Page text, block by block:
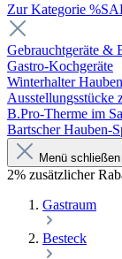
Zur Kategorie
Gebrauchtgeräte &
Gastro-Kochgeräte
Winterhalter
Ausstellungsstücke
B.Pro-Therme im
Bartscher Hauben-
Menü schließen
2% zusätzlicher
Gastraum
Besteck